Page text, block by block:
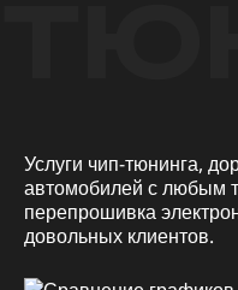
Услуги чип-тюнинга,
автомобилей с любым
перепрошивка
довольных клиентов.